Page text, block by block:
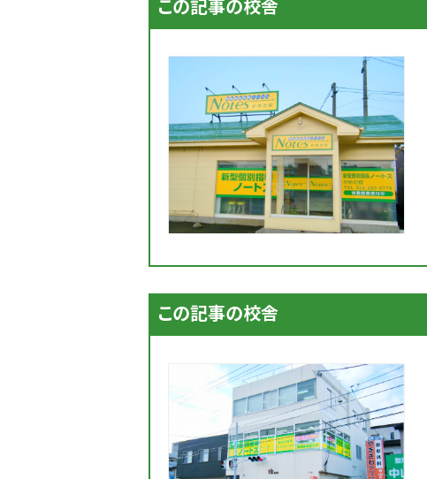
この記事の校舎
この記事の校舎